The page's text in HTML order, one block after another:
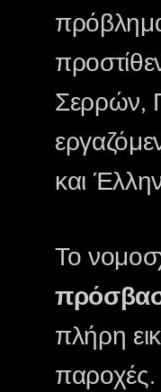
Σερρών,
και
Το
πλήρη
παροχές.